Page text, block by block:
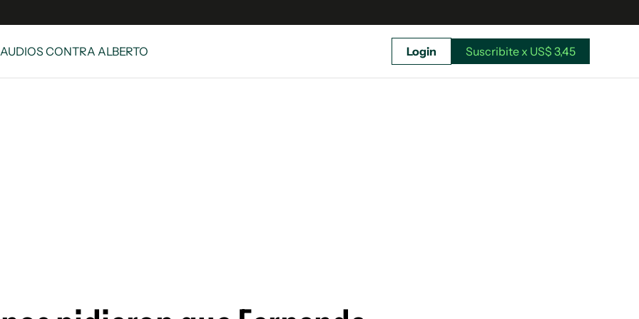
CONTRA ALBERTO Login Suscribite x US$ 3,45